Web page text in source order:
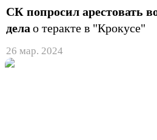
СК попросил арестовать
дела о теракте в "Крокусе"
26 мар. 2024